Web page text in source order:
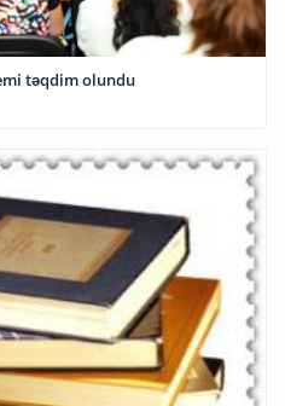
təqdim olundu